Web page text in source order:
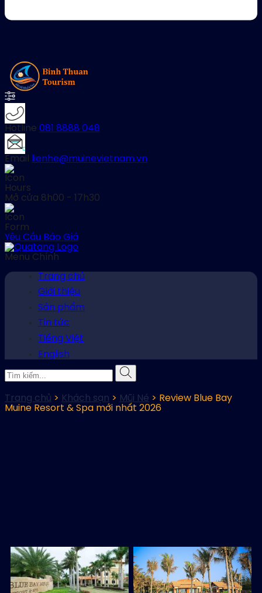
Hotline 081 8888 048
Email lienhe@muinevietnam.vn
Mở cửa 8h00 - 17h30
Yêu Cầu Báo Giá
Menu Chính
Trang chủ
Giới thiệu
Sản phẩm
Tin tức
Tiếng Việt
English
Trang chủ > Khách sạn > Mũi Né > Review Blue Bay
Muine Resort & Spa mới nhất 2026